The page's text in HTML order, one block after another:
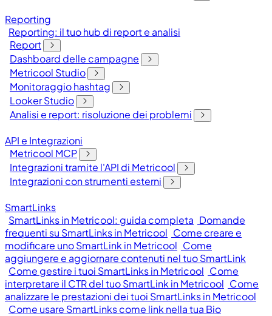
Reporting
Reporting: il tuo hub di report e analisi
Report
Dashboard delle campagne
Metricool Studio
Monitoraggio hashtag
Looker Studio
Analisi e report: risoluzione dei problemi
API e Integrazioni
Metricool MCP
Integrazioni tramite l'API di Metricool
Integrazioni con strumenti esterni
SmartLinks
SmartLinks in Metricool: guida completa Domande
frequenti su SmartLinks in Metricool Come creare e
modificare uno SmartLink in Metricool Come
aggiungere e aggiornare contenuti nel tuo SmartLink
Come gestire i tuoi SmartLinks in Metricool Come
interpretare il CTR del tuo SmartLink in Metricool Come
analizzare le prestazioni dei tuoi SmartLinks in Metricool
Come usare SmartLinks come link nella tua Bio